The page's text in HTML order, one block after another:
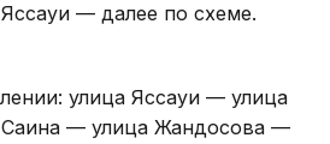
— далее по схеме.
улица Яссауи — улица
— улица Жандосова —